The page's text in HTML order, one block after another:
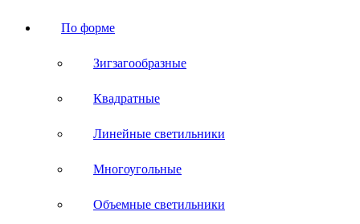
По форме
Зигзагообразные
Квадратные
Линейные светильники
Многоугольные
Объемные светильники